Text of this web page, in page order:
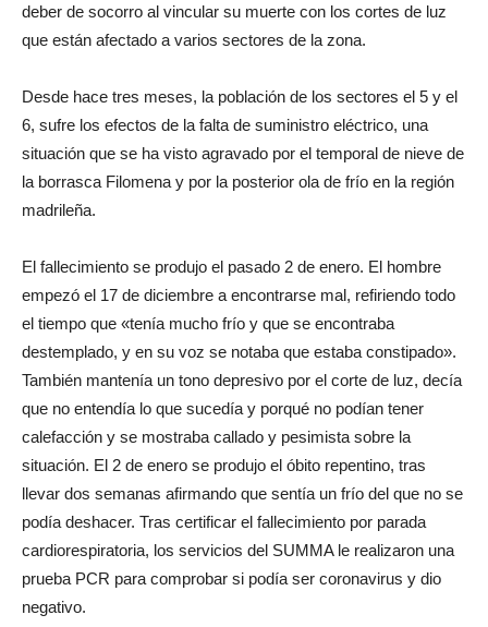
deber de socorro al vincular su muerte con los cortes de luz
que están afectado a varios sectores de la zona.
Desde hace tres meses, la población de los sectores el 5 y el
6, sufre los efectos de la falta de suministro eléctrico, una
situación que se ha visto agravado por el temporal de nieve de
la borrasca Filomena y por la posterior ola de frío en la región
madrileña.
El fallecimiento se produjo el pasado 2 de enero. El hombre
empezó el 17 de diciembre a encontrarse mal, refiriendo todo
el tiempo que «tenía mucho frío y que se encontraba
destemplado, y en su voz se notaba que estaba constipado».
También mantenía un tono depresivo por el corte de luz, decía
que no entendía lo que sucedía y porqué no podían tener
calefacción y se mostraba callado y pesimista sobre la
situación. El 2 de enero se produjo el óbito repentino, tras
llevar dos semanas afirmando que sentía un frío del que no se
podía deshacer. Tras certificar el fallecimiento por parada
cardiorespiratoria, los servicios del SUMMA le realizaron una
prueba PCR para comprobar si podía ser coronavirus y dio
negativo.